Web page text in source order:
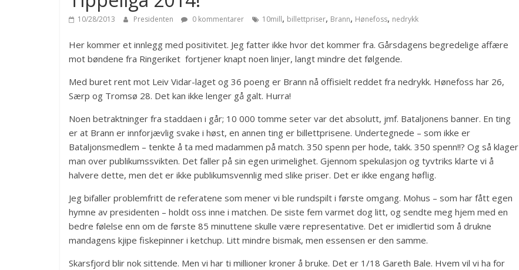
10/28/2013 Presidenten 0 kommentarer 10mill, billettpriser, Brann, Hønefoss, nedrykk
Her kommer et innlegg med positivitet. Jeg fatter ikke hvor det kommer fra. Gårsdagens begredelige affære
mot bøndene fra Ringeriket fortjener knapt noen linjer, langt mindre det følgende.
Med buret rent mot Leiv Vidar-laget og 36 poeng er Brann nå offisielt reddet fra nedrykk. Hønefoss har 26,
Særp og Tromsø 28. Det kan ikke lenger gå galt. Hurra!
Noen betraktninger fra staddaen i går; 10 000 tomme seter var det absolutt, jmf. Bataljonens banner. En ting
er at Brann er innforjævlig svake i høst, en annen ting er billettprisene. Undertegnede – som ikke er
Bataljonsmedlem – tenkte å ta med madammen på match. 350 spenn per hode, takk. 350 spenn!!? Og så klager
man over publikumssvikten. Det faller på sin egen urimelighet. Gjennom spekulasjon og tyvtriks klarte vi å
halvere dette, men det er ikke publikumsvennlig med slike priser. Det er ikke engang høflig.
Jeg bifaller problemfritt de referatene som mener vi ble rundspilt i første omgang. Mohus – som har fått egen
hymne av presidenten – holdt oss inne i matchen. De siste fem varmet dog litt, og sendte meg hjem med en
bedre følelse enn om de første 85 minuttene skulle være representative. Det er imidlertid som å drukne
mandagens kjipe fiskepinner i ketchup. Litt mindre bismak, men essensen er den samme.
Skarsfjord blir nok sittende. Men vi har ti millioner kroner å bruke. Det er 1/18 Gareth Bale. Hvem vil vi ha for